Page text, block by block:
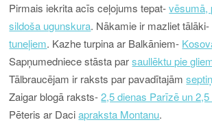
Pirmais iekrita acīs ceļojums tepat-vēsumā,
sildoša ugunskura. Nākamie ir mazliet tālāki-
tuneļiem. Kazhe turpina ar Balkāniem-
Sapņumedniece stāsta parsaullēktu pie
Tālbraucējam ir raksts par pavadītajām
Zaigar blogā raksts-2,5 dienas Parīzē un
Pēteris ar Daciapraksta Montanu.